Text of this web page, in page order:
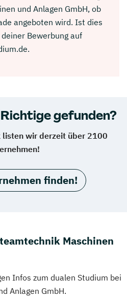
und Anlagen GmbH, ob
angeboten wird. Ist dies
Bewerbung auf
gefunden?
listen wir derzeit über 2100
finden!
Maschinen
Infos zum dualen Studium bei
Anlagen GmbH.